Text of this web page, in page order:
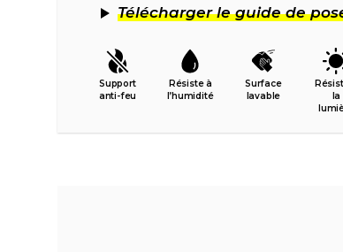
Télécharger le guide de
Support
anti-feu
Résiste à
l’humidité
Surface
lavable
la